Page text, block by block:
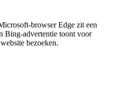
browser Edge zit een
Bing-advertentie toont voor
bezoeken.